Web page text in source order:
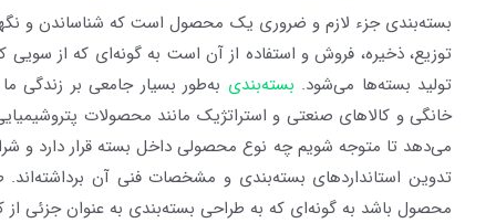
بسته‌بندی جزء لازم و ضروری یک محصول است که شناساندن و
توزیع، ذخیره، فروش و استفاده از آن است به گونه‌ای که از
تولید بسته‌ها می‌شود. بسته‌بندی به‌طور بسیار جامعی بر زندگی
خانگی و کالاهای صنعتی و استراتژیک مانند محصولات
تدوین استانداردهای بسته‌بندی و مشخصات فنی آن
محصول باشد به گونه‌ای که به طراحی بسته‌بندی به عنوان جزئی